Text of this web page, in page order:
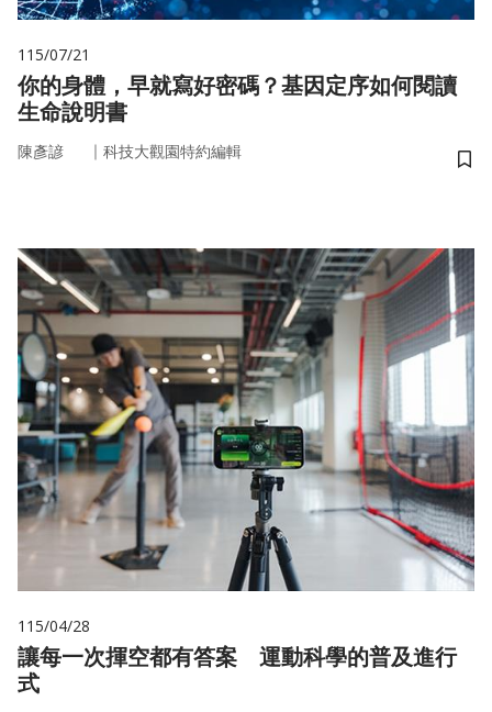
115/07/21
你的身體，早就寫好密碼？基因定序如何閱讀
生命說明書
陳彥諺 ｜ 科技大觀園特約編輯
儲
115/04/28
讓每一次揮空都有答案 運動科學的普及進行
式